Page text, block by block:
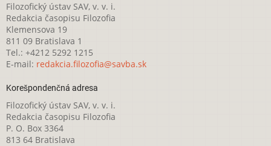
Filozofický ústav SAV, v. v. i.
Redakcia časopisu Filozofia
Klemensova 19
811 09 Bratislava 1
Tel.: +4212 5292 1215
E-mail: redakcia.filozofia@savba.sk
Korešpondenčná adresa
Filozofický ústav SAV, v. v. i.
Redakcia časopisu Filozofia
P. O. Box 3364
813 64 Bratislava